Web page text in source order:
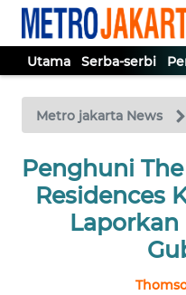
Utama Serba-serbi
Metro jakarta News
Penghuni The
Residences
Laporkan
TV
Tutup
UTAMA